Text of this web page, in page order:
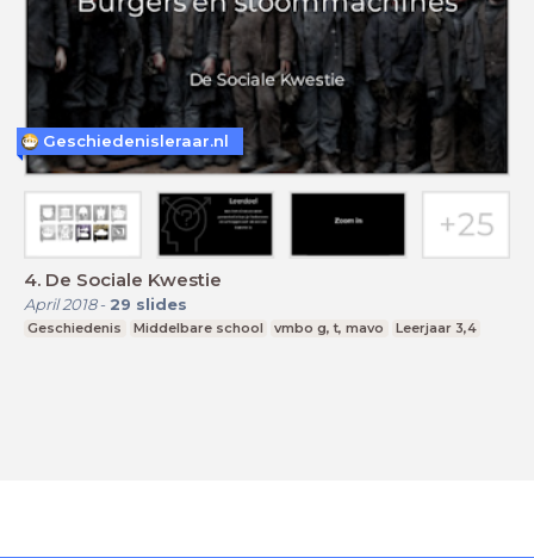
4. De Sociale Kwestie
April 2018- 29 slides
Geschiedenis Middelbare school vmbo g, t, mavo Leerjaar 3,4
Geschiedenisleraar.nl